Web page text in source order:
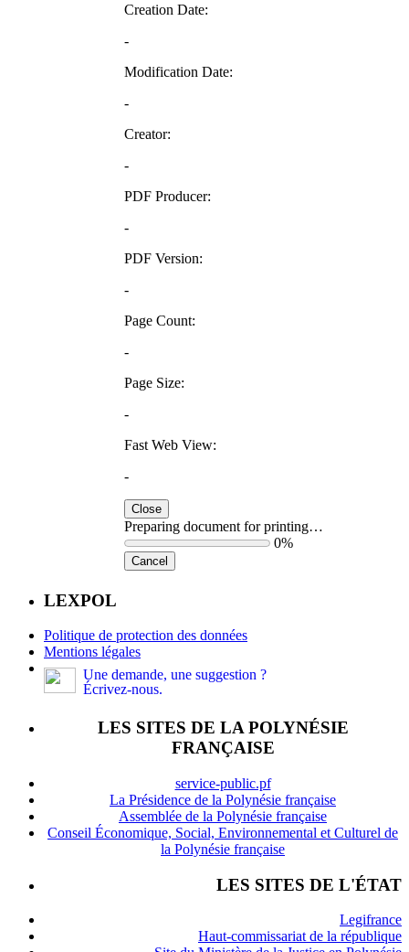
Creation Date:
-
Modification Date:
-
Creator:
-
PDF Producer:
-
PDF Version:
-
Page Count:
-
Page Size:
-
Fast Web View:
-
Close
Preparing document for printing…
0%
Cancel
LEXPOL
Politique de protection des données
Mentions légales
Une demande, une suggestion ?
Écrivez-nous.
LES SITES DE LA POLYNÉSIE
FRANÇAISE
service-public.pf
La Présidence de la Polynésie française
Assemblée de la Polynésie française
Conseil Économique, Social, Environnemental et Culturel de
la Polynésie française
LES SITES DE L'ÉTAT
Legifrance
Haut-commissariat de la république